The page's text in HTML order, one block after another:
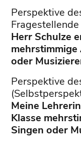
Perspektive
Herr Schulze
oder
Perspektive
Meine
Klasse
Singen oder